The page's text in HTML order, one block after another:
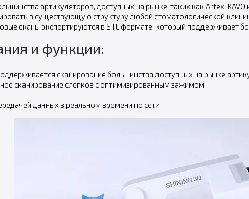
артикуляторов, доступных на рынке, таких как Artex, KAVO
в существующую структуру любой стоматологической
сканы экспортируются в STL формате, который поддерживает
и функции:
сканирование большинства доступных на рынке
сканирование слепков с оптимизированным зажимом
данных в реальном времени по сети